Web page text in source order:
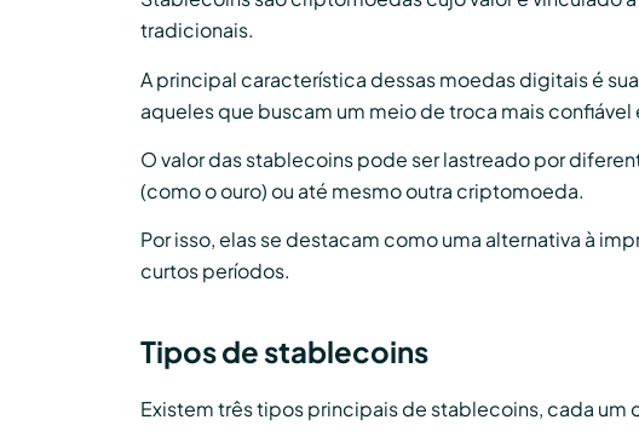
tradicionais.
A principal característica dessas moedas digitais é
aqueles que buscam um meio de troca mais
O valor das stablecoins pode ser lastreado por
(como o ouro) ou até mesmo outra criptomoeda.
Por isso, elas se destacam como uma alternativa à
curtos períodos.
Tipos de stablecoins
Existem três tipos principais de stablecoins, cada um